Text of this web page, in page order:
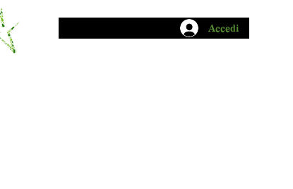
Accedi